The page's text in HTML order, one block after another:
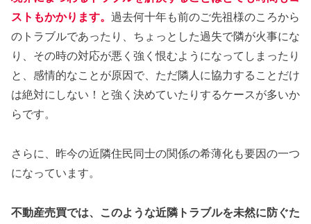
ストもかかります。 過去何十年も前のご先祖様のころから
のトラブルであったり、ちょっとした過失で隣が火事にな
り、その時の対応が悪く強く恨むようになってしまったり
と、感情的なことが原因で、ただ隣人に協力することだけ
は絶対にしない！と強く決めていたりするケースが多いか
らです。
さらに、昨今の近隣住民同士の関係の希薄化も要因の一つ
になっています。
不動産売買では、このような近隣トラブルを未然に防ぐた